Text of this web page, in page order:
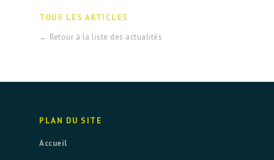
TOUS LES ARTICLES
← Retour à la liste des actualités
PLAN DU SITE
Accueil